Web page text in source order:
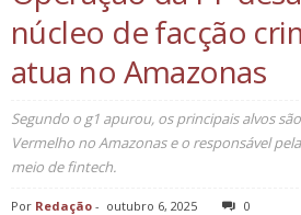
núcleo de facção
atua no Amazonas
Segundo o g1 apurou, os principais alvos
Vermelho no Amazonas e o responsável
meio de fintech.
Por Redação - outubro 6, 2025 0